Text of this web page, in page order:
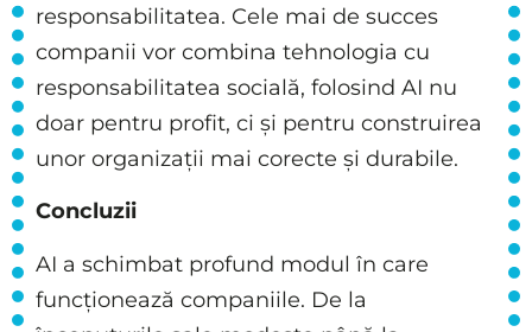
responsabilitatea. Cele mai de succes
companii vor combina tehnologia cu
responsabilitatea socială, folosind AI nu
doar pentru profit, ci și pentru construirea
unor organizații mai corecte și durabile.
Concluzii
AI a schimbat profund modul în care
funcționează companiile. De la